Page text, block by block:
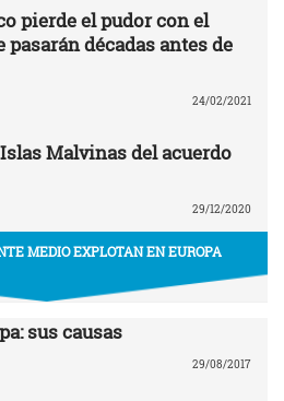
pierde el pudor con el
décadas antes de
24/02/2021
Malvinas del acuerdo
29/12/2020
MEDIO EXPLOTAN EN EUROPA
sus causas
29/08/2017